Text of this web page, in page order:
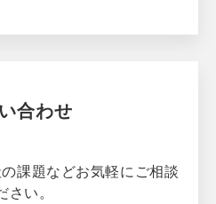
合わせ
課題などお気軽にご相談
さい。